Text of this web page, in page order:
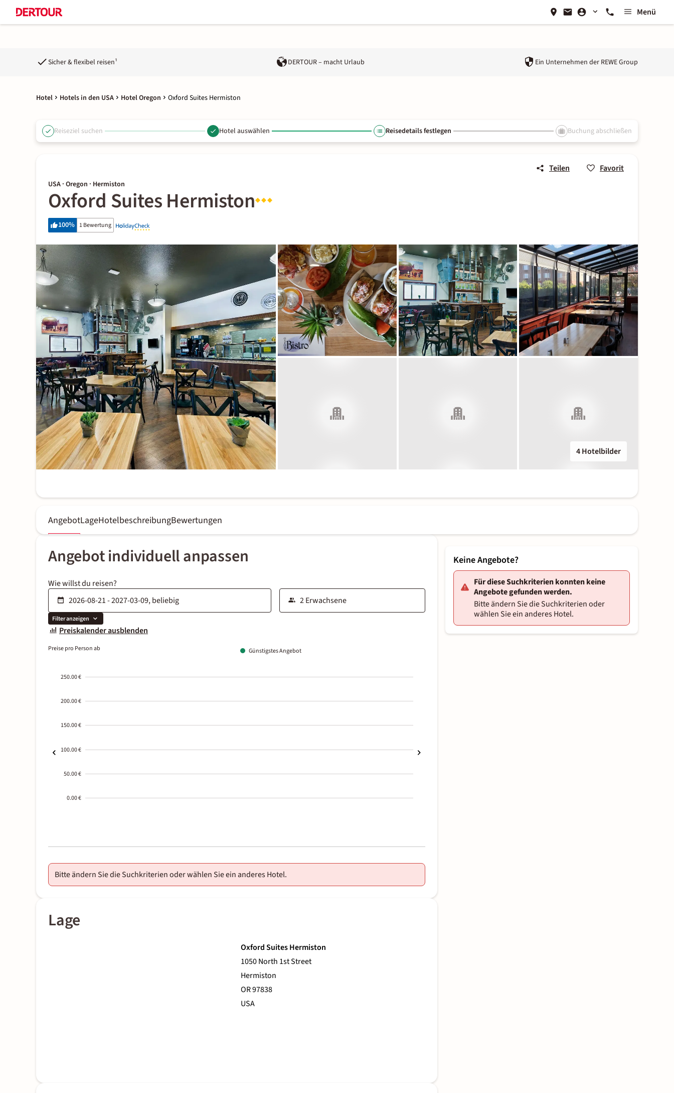
Menü
Sicher & flexibel reisen¹ DERTOUR – macht Urlaub Ein Unternehmen der REWE Group
Hotel Hotels in den USA Hotel Oregon Oxford Suites Hermiston
Reiseziel suchen Hotel auswählen Reisedetails festlegen Buchung abschließen
Teilen Favorit
USA · Oregon · Hermiston
Oxford Suites Hermiston
100% 1 Bewertung
4 Hotelbilder
AngebotLageHotelbeschreibungBewertungen
Angebot individuell anpassen
Wie willst du reisen?
Filter anzeigen
Preiskalender ausblenden
Preise pro Person ab Günstigstes Angebot
250.00 €
200.00 €
150.00 €
100.00 €
50.00 €
0.00 €
01-02
Bitte ändern Sie die Suchkriterien oder wählen Sie ein anderes Hotel.
Lage
Oxford Suites Hermiston
1050 North 1st Street
Hermiston
OR 97838
USA
Keine Angebote?
Für diese Suchkriterien konnten keine
Angebote gefunden werden.
Bitte ändern Sie die Suchkriterien oder
wählen Sie ein anderes Hotel.